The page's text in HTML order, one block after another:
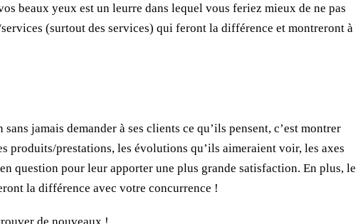
beaux yeux est un leurre dans lequel vous feriez mieux de ne pas
(surtout des services) qui feront la différence et montreront à
jamais demander à ses clients ce qu’ils pensent, c’est montrer
produits/prestations, les évolutions qu’ils aimeraient voir, les axes
question pour leur apporter une plus grande satisfaction. En plus, le
la différence avec votre concurrence !